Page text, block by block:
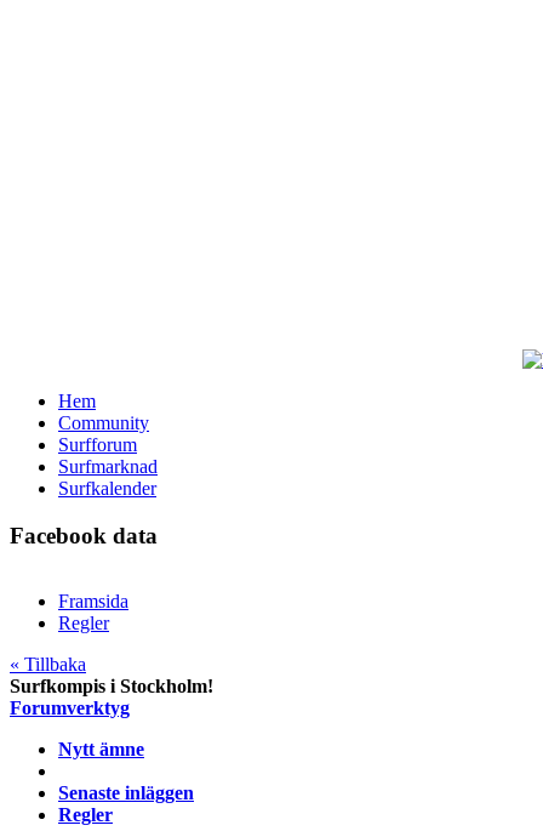
Hem
Community
Surfforum
Surfmarknad
Surfkalender
Facebook data
Framsida
Regler
« Tillbaka
Surfkompis i Stockholm!
Forumverktyg
Nytt ämne
Senaste inläggen
Regler